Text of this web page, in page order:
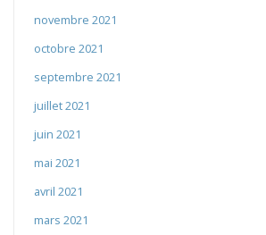
novembre 2021
octobre 2021
septembre 2021
juillet 2021
juin 2021
mai 2021
avril 2021
mars 2021